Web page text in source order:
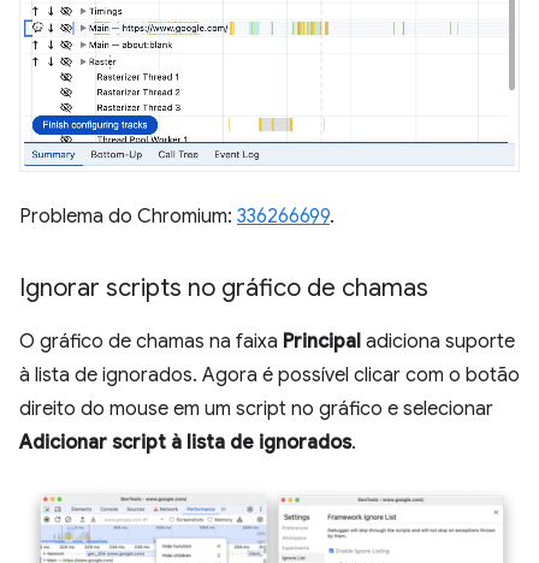
Problema do Chromium: 336266699.
Ignorar scripts no gráfico de chamas
O gráfico de chamas na faixa Principal adiciona suporte
à lista de ignorados. Agora é possível clicar com o botão
direito do mouse em um script no gráfico e selecionar
Adicionar script à lista de ignorados.